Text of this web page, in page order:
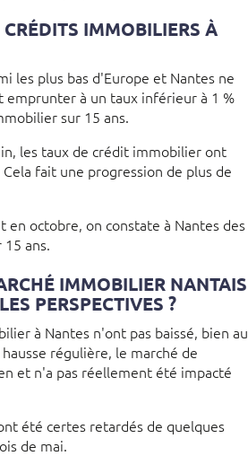
IMMOBILIERS À
les plus bas d'Europe et Nantes ne
emprunter à un taux inférieur à 1 %
sur 15 ans.
les taux de crédit immobilier ont
fait une progression de plus de
en octobre, on constate à Nantes des
ans.
IMMOBILIER NANTAIS
PERSPECTIVES ?
à Nantes n'ont pas baissé, bien au
régulière, le marché de
et n'a pas réellement été impacté
été certes retardés de quelques
de mai.